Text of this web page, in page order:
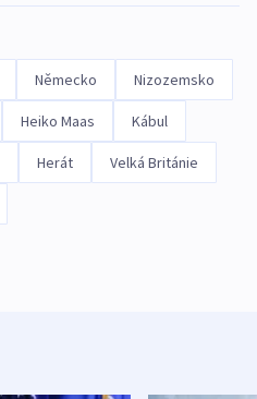
Německo Nizozemsko
Heiko Maas Kábul
Herát Velká Británie